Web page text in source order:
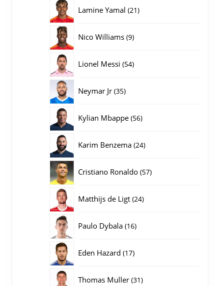
Lamine Yamal 2121
Nico Williams 99
Lionel Messi 5454
Neymar Jr 3535
Kylian Mbappe 5656
Karim Benzema 2424
Cristiano Ronaldo 5757
Matthijs de Ligt 2424
Paulo Dybala 1616
Eden Hazard 1717
Thomas Muller 3131